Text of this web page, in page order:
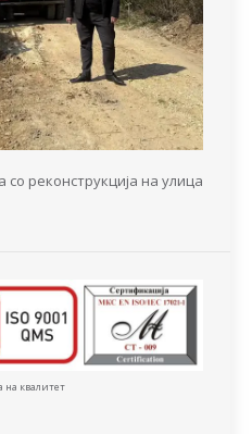
реконструкција на улица
на квалитет